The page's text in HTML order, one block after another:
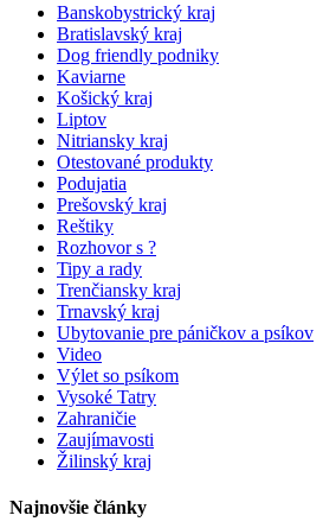
Banskobystrický kraj
Bratislavský kraj
Dog friendly podniky
Kaviarne
Košický kraj
Liptov
Nitriansky kraj
Otestované produkty
Podujatia
Prešovský kraj
Reštiky
Rozhovor s ?
Tipy a rady
Trenčiansky kraj
Trnavský kraj
Ubytovanie pre páničkov a psíkov
Video
Výlet so psíkom
Vysoké Tatry
Zahraničie
Zaujímavosti
Žilinský kraj
Najnovšie články